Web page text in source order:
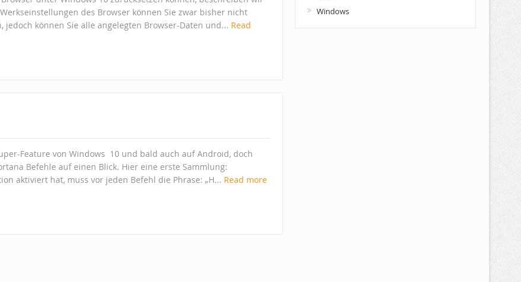
des Browser können Sie zwar bisher nicht
jedoch können Sie alle angelegten Browser-Daten und... Read
Feature von Windows 10 und bald auch auf Android, doch
Befehle auf einen Blick. Hier eine erste Sammlung:
aktiviert hat, muss vor jeden Befehl die Phrase: „H... Read more
Windows